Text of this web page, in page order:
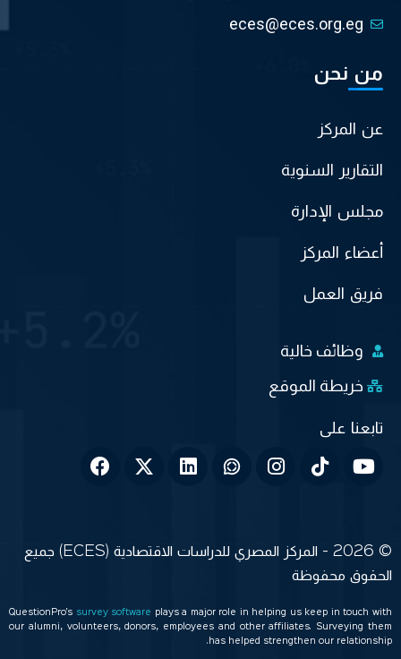
eces@eces.org.eg
من نحن
عن المركز
التقارير السنوية
مجلس الإدارة
أعضاء المركز
فريق العمل
وظائف خالية
خريطة الموقع
© 2026 - المركز المصري للدراسات الاقتصادية (ECES) جميع
الحقوق محفوظة
QuestionPro’s survey software
plays a major role in helping us keep in touch with
our alumni, volunteers, donors, employees and other affiliates. Surveying them
has helped strengthen our relationship.